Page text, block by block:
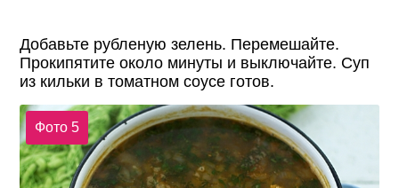
Добавьте рубленую зелень. Перемешайте.
Прокипятите около минуты и выключайте. Суп
из кильки в томатном соусе готов.
Фото 5